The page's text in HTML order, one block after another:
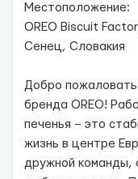
Местоположение:
OREO Biscuit
Сенец, Словакия
Добро пожаловать
бренда OREO!
печенья – это
жизнь в центре
дружной команды,